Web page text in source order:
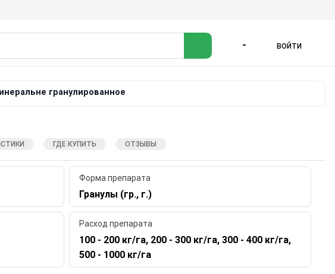
ВОЙТИ
гранулированное
ГДЕ КУПИТЬ ОТЗЫВЫ
Форма препарата
Гранулы (гр., г.)
Расход препарата
100 - 200 кг/га, 200 - 300 кг/га, 300 - 400 кг/га,
500 - 1000 кг/га